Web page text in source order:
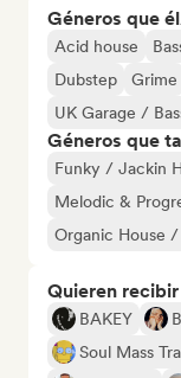
Géneros que
Acid house
Dubstep
Grime
UK Garage /
Géneros que
Funky / Jackin
Melodic &
Organic House
Quieren
BAKEY
Soul Mass